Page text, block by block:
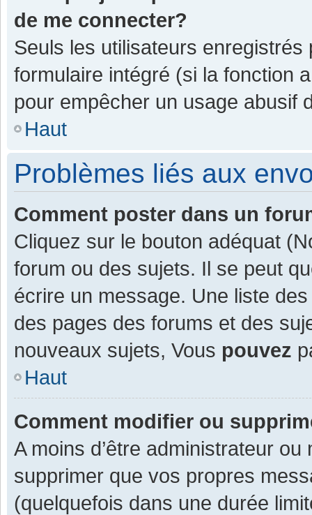
de me connecter?
Seuls les utilisateurs enregistrés
formulaire intégré (si la fonction
pour empêcher un usage abusif
Haut
Problèmes liés aux
Comment poster dans un
Cliquez sur le bouton adéquat
forum ou des sujets. Il se peut
écrire un message. Une liste
des pages des forums et des
nouveaux sujets, Vous pouvez
Haut
Comment modifier ou
A moins d’être administrateur
supprimer que vos propres
(quelquefois dans une durée